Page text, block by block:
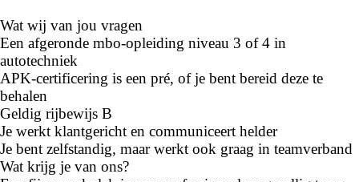
Wat wij van jou vragen
Een afgeronde mbo-opleiding niveau 3 of 4 in
autotechniek
APK-certificering is een pré, of je bent bereid deze te
behalen
Geldig rijbewijs B
Je werkt klantgericht en communiceert helder
Je bent zelfstandig, maar werkt ook graag in teamverband
Wat krijg je van ons?